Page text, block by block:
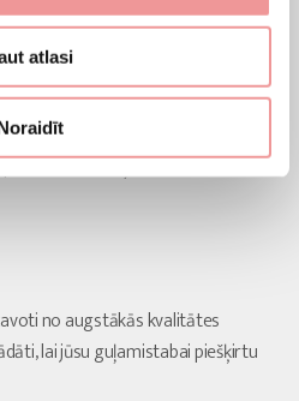
atlasi
cerības.
arībērnu gultasveļa
piemēroti mazuļiem ar noslieci uz
no augstākās kvalitātes
lai jūsu guļamistabai piešķirtu